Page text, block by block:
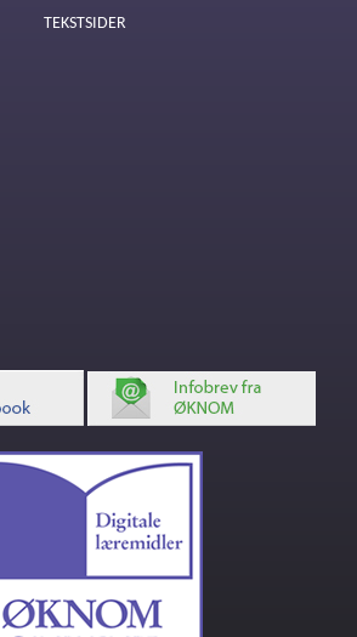
TEKSTSIDER